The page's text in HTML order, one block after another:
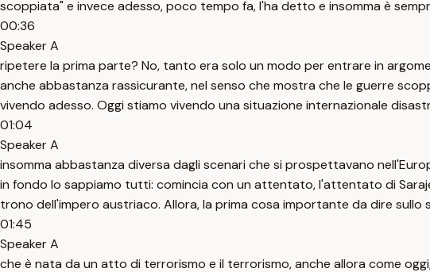
scoppiata" e invece adesso, poco tempo fa, l'ha detto e insomma è
00:36
Speaker A
ripetere la prima parte? No, tanto era solo un modo per entrare in
anche abbastanza rassicurante, nel senso che mostra che le guerre
vivendo adesso. Oggi stiamo vivendo una situazione internazionale
01:04
Speaker A
insomma abbastanza diversa dagli scenari che si prospettavano
in fondo lo sappiamo tutti: comincia con un attentato, l'attentato di
trono dell'impero austriaco. Allora, la prima cosa importante da dire sullo
01:45
Speaker A
che è nata da un atto di terrorismo e il terrorismo, anche allora come